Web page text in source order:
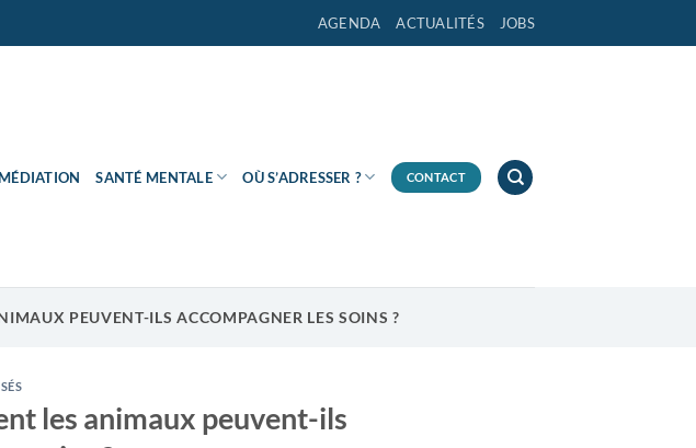
AGENDA ACTUALITÉS JOBS
MÉDIATION SANTÉ MENTALE OÙ S’ADRESSER ? CONTACT
PEUVENT-ILS ACCOMPAGNER LES SOINS ?
les animaux peuvent-ils